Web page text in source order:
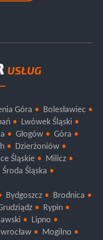
USŁUG
Góra
Bolesławiec
Lwówek Śląski
Głogów
Góra
Dzierżoniów
Śląskie
Milicz
Środa Śląska
Bydgoszcz
Brodnica
Rypin
Lipno
Mogilno